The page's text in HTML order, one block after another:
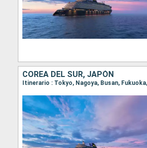
COREA DEL SUR, JAPÓN
Itinerario : Tokyo, Nagoya, Busan,